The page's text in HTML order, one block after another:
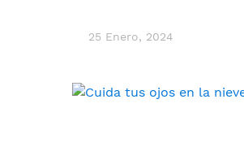
25 Enero, 2024